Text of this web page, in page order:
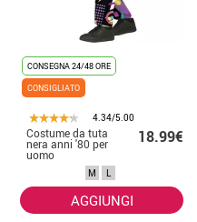
CONSEGNA 24/48 ORE
CONSIGLIATO
4.34/5.00
Costume da tuta
nera anni '80 per
uomo
18.99€
M L
AGGIUNGI